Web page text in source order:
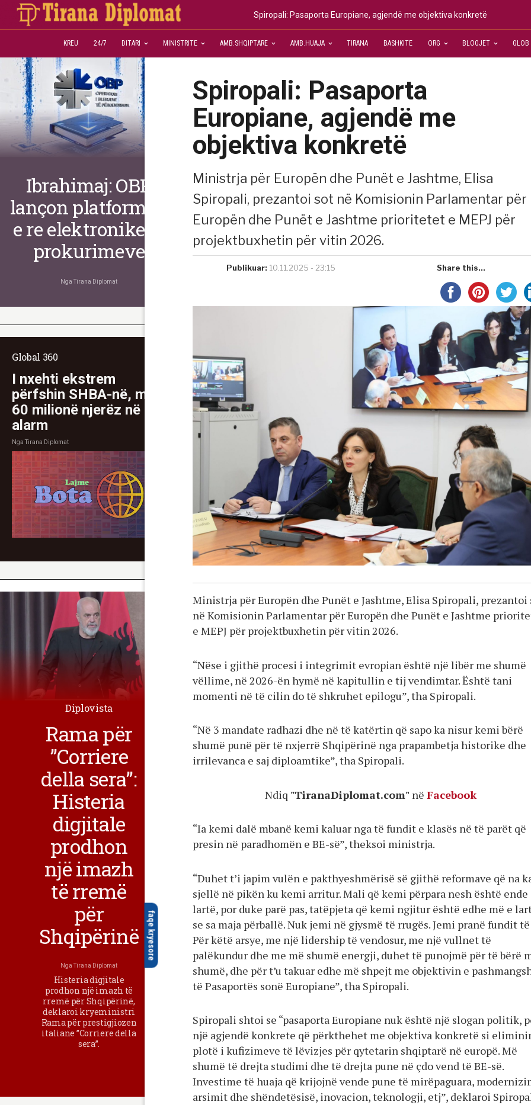
Spiropali: Pasaporta Europiane, agjendë me objektiva konkretë
KREU 24/7 DITARI MINISTRITE AMB.SHQIPTARE AMB.HUAJA TIRANA BASHKITE ORG BLOGJET GLOB
faqe kryesore
Spiropali: Pasaporta
Europiane, agjendë me
objektiva konkretë
Ministrja për Europën dhe Punët e Jashtme, Elisa
Spiropali, prezantoi sot në Komisionin Parlamentar për
Europën dhe Punët e Jashtme prioritetet e MEPJ për
projektbuxhetin për vitin 2026.
Publikuar: 10.11.2025 - 23:15 Share this...
Ministrja për Europën dhe Punët e Jashtme, Elisa Spiropali, prezantoi
në Komisionin Parlamentar për Europën dhe Punët e Jashtme
e MEPJ për projektbuxhetin për vitin 2026.
“Nëse i gjithë procesi i integrimit evropian është një libër me shumë
vëllime, në 2026-ën hymë në kapitullin e tij vendimtar. Është tani
momenti në të cilin do të shkruhet epilogu”, tha Spiropali.
“Në 3 mandate radhazi dhe në të katërtin që sapo ka nisur kemi bërë
shumë punë për të nxjerrë Shqipërinë nga prapambetja historike dhe
irrilevanca e saj diploamtike”, tha Spiropali.
Ndiq "TiranaDiplomat.com" në Facebook
“Ia kemi dalë mbanë kemi kaluar nga të fundit e klasës në të parët që
presin në paradhomën e BE-së”, theksoi ministrja.
“Duhet t’i japim vulën e pakthyeshmërisë së gjithë reformave që na
sjellë në pikën ku kemi arritur. Mali që kemi përpara nesh është ende
lartë, por duke parë pas, tatëpjeta që kemi ngjitur është edhe më e
se sa maja përballë. Nuk jemi në gjysmë të rrugës. Jemi pranë fundit të
Për këtë arsye, me një lidership të vendosur, me një vullnet të
palëkundur dhe me më shumë energji, duhet të punojmë për të bërë
shumë, dhe për t’u takuar edhe më shpejt me objektivin e
të Pasaportës sonë Europiane”, tha Spiropali.
Spiropali shtoi se “pasaporta Europiane nuk është një slogan politik,
një agjendë konkrete që përkthehet me objektiva konkretë si
plotë i kufizimeve të lëvizjes për qytetarin shqiptarë në europë. Më
shumë të drejta studimi dhe të drejta pune në çdo vend të BE-së.
Investime të huaja që krijojnë vende pune të mirëpaguara,
arsimit dhe shëndetësisë, inovacion, teknologji, etj”, deklaroi
Ibrahimaj: OBP
lançon platformën
e re elektronike të
prokurimeve
Nga Tirana Diplomat
Global 360
I nxehti ekstrem
përfshin SHBA-në, mbi
60 milionë njerëz në
alarm
NgaTirana Diplomat
Diplovista
Rama për
”Corriere
della sera”:
Histeria
digjitale
prodhon
një imazh
të rremë
për
Shqipërinë
NgaTirana Diplomat
Histeria digjitale
prodhon një imazh të
rremë për Shqipërinë,
deklaroi kryeministri
Rama për prestigjiozen
italiane ”Corriere della
sera”.